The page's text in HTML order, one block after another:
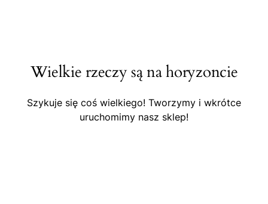
Wielkie rzeczy są na horyzoncie
Szykuje się coś wielkiego! Tworzymy i wkrótce
uruchomimy nasz sklep!